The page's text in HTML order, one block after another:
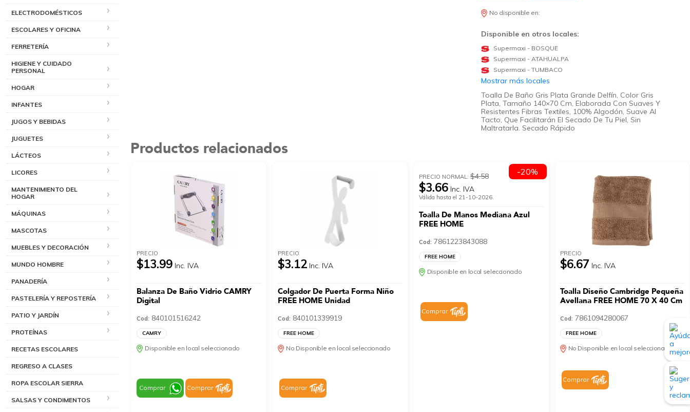
ELECTRODOMÉSTICOS
ESCOLARES Y OFICINA
FERRETERÍA
HIGIENE Y CUIDADO
PERSONAL
HOGAR
INFANTES
JUGOS Y BEBIDAS
JUGUETES
LÁCTEOS
LICORES
MANTENIMIENTO DEL
HOGAR
MÁQUINAS
MASCOTAS
MUEBLES Y DECORACIÓN
MUNDO HOMBRE
PANADERÍA
PASTELERÍA Y REPOSTERÍA
PATIO Y JARDÍN
PROTEÍNAS
RECETAS ESCOLARES
REGRESO A CLASES
ROPA ESCOLAR SIERRA
SALSAS Y CONDIMENTOS
No disponible en:
Disponible en otros locales:
Supermaxi - BOSQUE
Supermaxi - ATAHUALPA
Supermaxi - TUMBACO
Mostrar más locales
Toalla De Baño Gris Plata Grande Delfín, Color Gris
Plata, Tamaño 140×70 Cm, Elaborada Con Suaves Y
Resistentes Fibras Textiles, 100% Algodón, Suave Al
Tacto, Que Facilitarán El Secado De Tu Piel, Sin
Maltratarla. Secado Rápido
Productos relacionados
PRECIO
$13.99 Inc. IVA
Balanza De Baño Vidrio CAMRY
Digital
Cod: 840101516242
CAMRY
Disponible en local seleccionado
Comprar Comprar
PRECIO
$3.12 Inc. IVA
Colgador De Puerta Forma Niño
FREE HOME Unidad
Cod: 840101339919
FREE HOME
No Disponible en local seleccionado
Comprar
PRECIO NORMAL:$4.58
$3.66 Inc. IVA
Válida hasta el 21-10-2026.
Toalla De Manos Mediana Azul
FREE HOME
Cod: 7861223843088
FREE HOME
Disponible en local seleccionado
Comprar
-20%
PRECIO
$6.67 Inc. IVA
Toalla Diseño Cambridge Pequeña
Avellana FREE HOME 70 X 40 Cm
Cod: 7861094280067
FREE HOME
No Disponible en local seleccionado
Comprar